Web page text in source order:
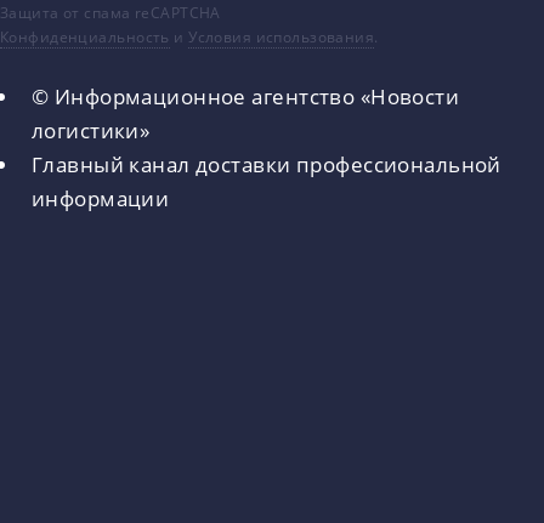
Защита от спама reCAPTCHA
Конфиденциальность иУсловия использования.
© Информационное агентство «Новости
логистики»
Главный канал доставки профессиональной
информации